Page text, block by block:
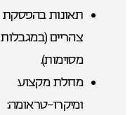
תאונות בהפסקת
צהריים (במגבלות
מסוימות).
מחלת מקצוע
ומיקרו-טראומה: